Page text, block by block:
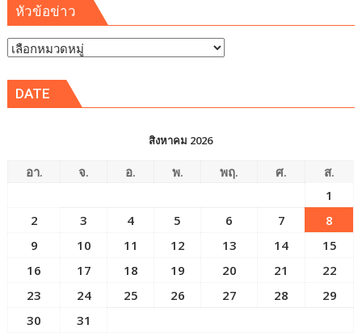
หัวข้อข่าว
หัวข้อ
DATE
สิงหาคม 2026
อา. จ. อ. พ. พฤ. ศ.
ส.
1
2
3 4 5 6 7
8
9
10 11 12 13 14
15
16
17 18 19 20 21
22
23
24 25 26 27 28
29
30
31